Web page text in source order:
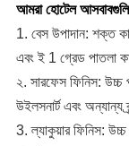
আমরা হোটেল
1. বেস উপাদান: শক্ত
এবং ই 1 গ্রেড পাতলা
২. সারফেস ফিনিস: উচ্চ
উইলসনার্ট এবং অন্যান্য
3. ল্যাকুয়ার ফিনিস: